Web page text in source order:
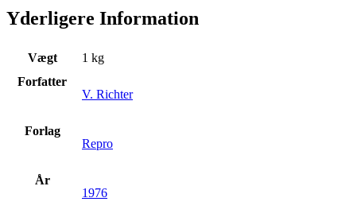
Yderligere Information
Vægt
1 kg
Forfatter
V. Richter
Forlag
Repro
År
1976